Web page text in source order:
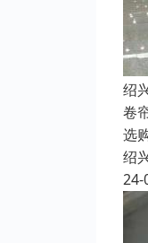
绍
卷
选
绍
24-